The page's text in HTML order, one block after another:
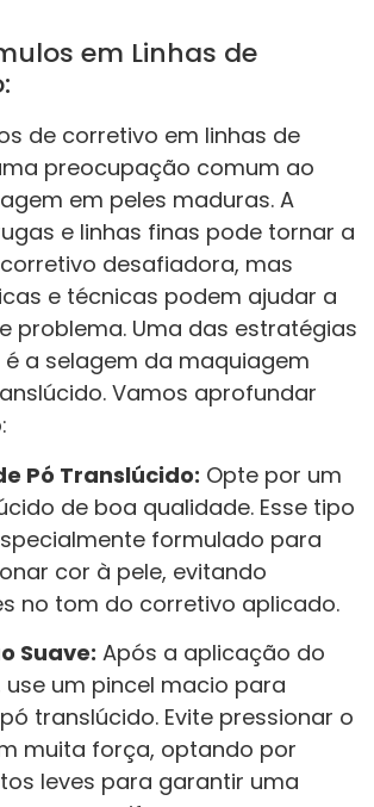
em Linhas de
de corretivo em linhas de
preocupação comum ao
em peles maduras. A
e linhas finas pode tornar a
desafiadora, mas
e técnicas podem ajudar a
problema. Uma das estratégias
a selagem da maquiagem
Vamos aprofundar
Pó Translúcido: Opte por um
de boa qualidade. Esse tipo
formulado para
cor à pele, evitando
no tom do corretivo aplicado.
Suave: Após a aplicação do
use um pincel macio para
translúcido. Evite pressionar o
muita força, optando por
leves para garantir uma